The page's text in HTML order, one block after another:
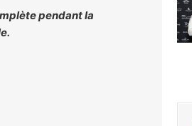
pendant la